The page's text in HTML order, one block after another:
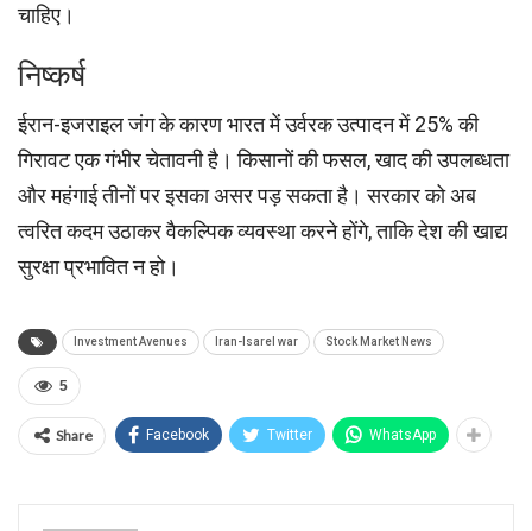
चाहिए।
निष्कर्ष
ईरान-इजराइल जंग के कारण भारत में उर्वरक उत्पादन में 25% की
गिरावट एक गंभीर चेतावनी है। किसानों की फसल, खाद की उपलब्धता
और महंगाई तीनों पर इसका असर पड़ सकता है। सरकार को अब
त्वरित कदम उठाकर वैकल्पिक व्यवस्था करने होंगे, ताकि देश की खाद्य
सुरक्षा प्रभावित न हो।
Investment Avenues Iran-Isarel war Stock Market News
5
Share Facebook Twitter WhatsApp